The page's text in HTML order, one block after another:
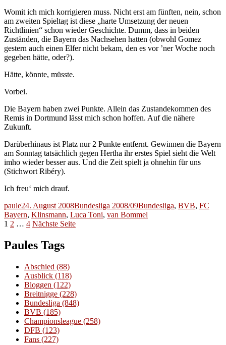
Womit ich mich korrigieren muss. Nicht erst am fünften, nein, schon
am zweiten Spieltag ist diese „harte Umsetzung der neuen
Richtlinien“ schon wieder Geschichte. Dumm, dass in beiden
Zuständen, die Bayern das Nachsehen hatten (obwohl Gomez
gestern auch einen Elfer nicht bekam, den es vor ’ner Woche noch
gegeben hätte, oder?).
Hätte, könnte, müsste.
Vorbei.
Die Bayern haben zwei Punkte. Allein das Zustandekommen des
Remis in Dortmund lässt mich schon hoffen. Auf die nähere
Zukunft.
Darüberhinaus ist Platz nur 2 Punkte entfernt. Gewinnen die Bayern
am Sonntag tatsächlich gegen Hertha ihr erstes Spiel sieht die Welt
imho wieder besser aus. Und die Zeit spielt ja ohnehin für uns
(Stichwort Ribéry).
Ich freu‘ mich drauf.
Autor
pauleVeröffentlicht
am
24. August 2008Kategorien
Bundesliga 2008/09Schlagwörter
Bundesliga, BVB, FC
Bayern, Klinsmann, Luca Toni, van Bommel
Seitennummerierung
der
Beiträge
Seite
1 Seite
2 … Seite
4 Nächste Seite
Paules Tags
Abschied (88)
Ausblick (118)
Bloggen (122)
Breitnigge (228)
Bundesliga (848)
BVB (185)
Championsleague (258)
DFB (123)
Fans (227)